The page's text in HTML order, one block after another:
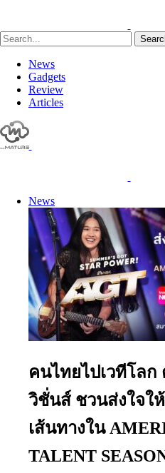
News
Gadgets
Review
Articles
News
คนไทยไปเวทีโลก
วิชั่นส์ ชวนส่งใจใ
เส้นทางใน
TALENT